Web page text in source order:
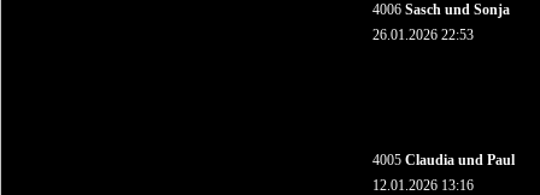
4006 Sasch und Sonja
26.01.2026 22:53
4005 Claudia und Paul
12.01.2026 13:16